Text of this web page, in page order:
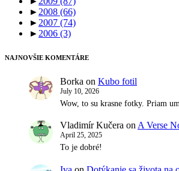
► 2008 (66)
► 2007 (74)
► 2006 (3)
NAJNOVŠIE KOMENTÁRE
Borka on Kubo fotil
July 10, 2026
Wow, to su krasne fotky. Priam
Vladimír Kučera on A Verse
April 25, 2025
To je dobré!